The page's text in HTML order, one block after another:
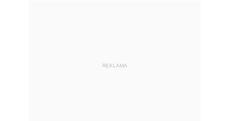
REKLAMA